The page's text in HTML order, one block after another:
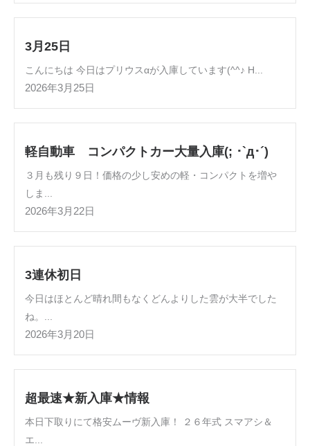
3月25日
こんにちは 今日はプリウスαが入庫しています(^^♪ H...
2026年3月25日
軽自動車 コンパクトカー大量入庫(; ･`д･´)
３月も残り９日！価格の少し安めの軽・コンパクトを増や
しま...
2026年3月22日
3連休初日
今日はほとんど晴れ間もなくどんよりした雲が大半でした
ね。...
2026年3月20日
超最速★新入庫★情報
本日下取りにて格安ムーヴ新入庫！ ２６年式 スマアシ＆
エ...